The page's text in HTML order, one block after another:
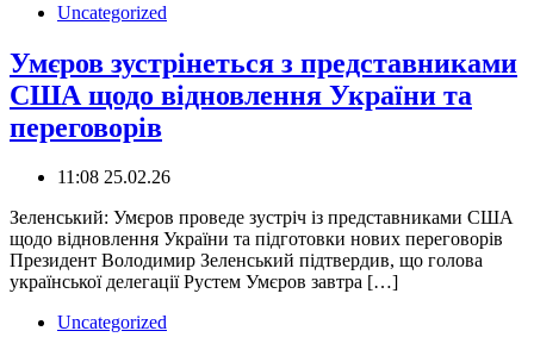
Uncategorized
Умєров зустрінеться з представниками
США щодо відновлення України та
переговорів
11:08 25.02.26
Зеленський: Умєров проведе зустріч із представниками США
щодо відновлення України та підготовки нових переговорів
Президент Володимир Зеленський підтвердив, що голова
української делегації Рустем Умєров завтра […]
Uncategorized